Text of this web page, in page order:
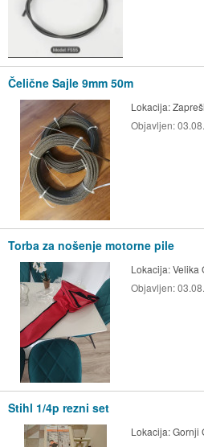
Čelične Sajle 9mm 50m
Lokacija:
Objavljen:
Torba za nošenje motorne pile
Lokacija:Velika
Objavljen:
Stihl 1/4p rezni set
Lokacija:Gornji